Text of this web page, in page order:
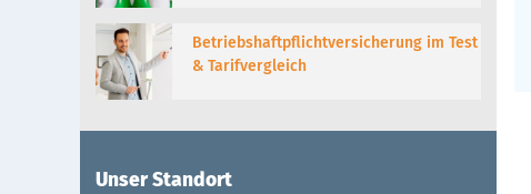
Betriebshaftpflichtversicherung im Test
& Tarifvergleich
Unser Standort